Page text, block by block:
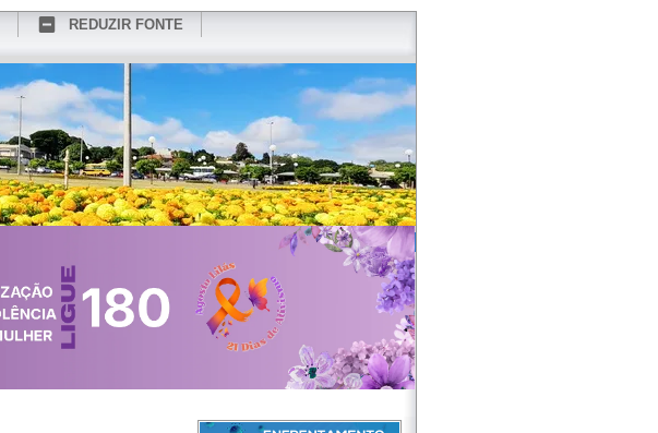
REDUZIR FONTE
REDES SOCIAIS WEBMAIL